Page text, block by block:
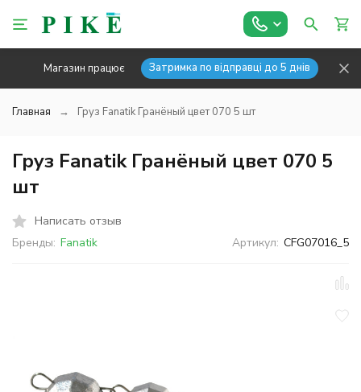
Магазин працює Затримка по відправці до 5 днів
Главная Груз Fanatik Гранёный цвет 070 5 шт
Груз Fanatik Гранёный цвет 070 5
шт
Написать отзыв
Бренды: Fanatik Артикул: CFG07016_5